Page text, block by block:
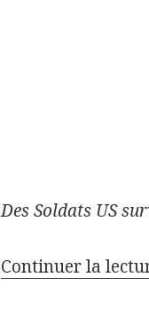
Des Soldats US
Continuer la